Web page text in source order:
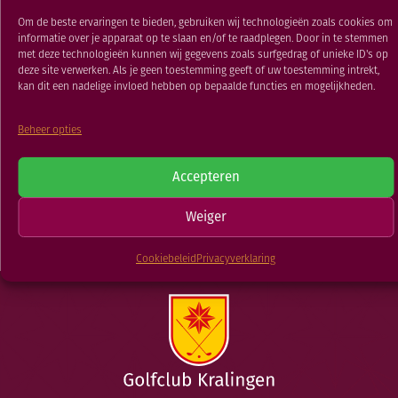
Om de beste ervaringen te bieden, gebruiken wij technologieën zoals cookies om
informatie over je apparaat op te slaan en/of te raadplegen. Door in te stemmen
met deze technologieën kunnen wij gegevens zoals surfgedrag of unieke ID's op
deze site verwerken. Als je geen toestemming geeft of uw toestemming intrekt,
kan dit een nadelige invloed hebben op bepaalde functies en mogelijkheden.
Beheer opties
Accepteren
Weiger
CookiebeleidPrivacyverklaring
GOLFSCHOOL
GOLFBAAN
holes
06 JAN 2026
NIEUWSOVERZICHT